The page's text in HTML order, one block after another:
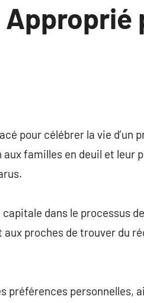
pour célébrer la vie d’un
familles en deuil et leur
dans le processus
proches de trouver du
préférences personnelles,